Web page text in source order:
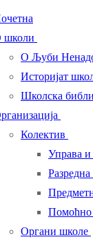
школи
О Љуби
Историјат
Школска
Колектив
Управа
Разредна
Помоћно
Органи школе